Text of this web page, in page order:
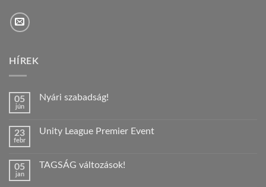
HÍREK
05
jún
Nyári szabadság!
Nyári
23
febr
Unity League Premier Event
Unity
05
jan
TAGSÁG változások!